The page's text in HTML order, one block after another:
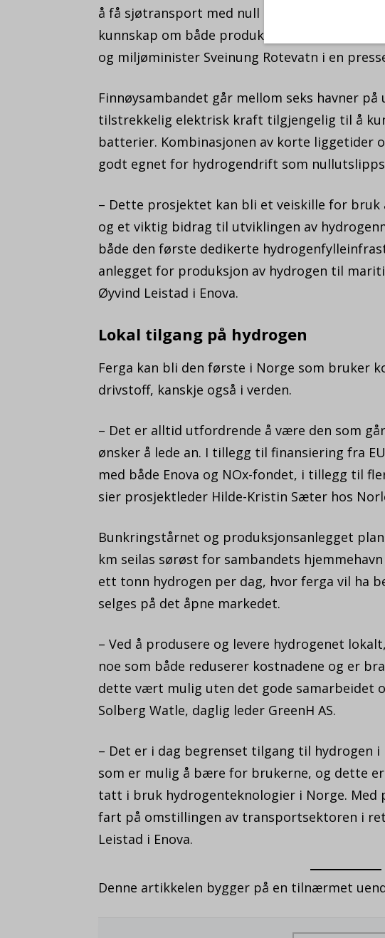
å få sjøtransport med null utslipp. Norled og
kunnskap om både produksjon, lagring og
og miljøminister Sveinung Rotevatn i en
Finnøysambandet går mellom seks havner
tilstrekkelig elektrisk kraft tilgjengelig til å
batterier. Kombinasjonen av korte liggetider
godt egnet for hydrogendrift som
– Dette prosjektet kan bli et veiskille for
og et viktig bidrag til utviklingen av
både den første dedikerte
anlegget for produksjon av hydrogen til
Øyvind Leistad i Enova.
Lokal tilgang på hydrogen
Ferga kan bli den første i Norge som bruker
drivstoff, kanskje også i verden.
– Det er alltid utfordrende å være den som
ønsker å lede an. I tillegg til finansiering fra
med både Enova og NOx-fondet, i tillegg til
sier prosjektleder Hilde-Kristin Sæter hos
Bunkringstårnet og produksjonsanlegget
km seilas sørøst for sambandets
ett tonn hydrogen per dag, hvor ferga vil ha
selges på det åpne markedet.
– Ved å produsere og levere hydrogenet
noe som både reduserer kostnadene og er
dette vært mulig uten det gode samarbeidet
Solberg Watle, daglig leder GreenH AS.
– Det er i dag begrenset tilgang til hydrogen
som er mulig å bære for brukerne, og dette
tatt i bruk hydrogenteknologier i Norge. Med
fart på omstillingen av transportsektoren i
Leistad i Enova.
Denne artikkelen bygger på en tilnærmet